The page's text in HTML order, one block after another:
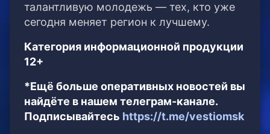
талантливую молодежь — тех, кто уже
сегодня меняет регион к лучшему.
Категория информационной продукции
12+
*Ещё больше оперативных новостей вы
найдёте в нашем телеграм-канале.
Подписывайтесь https://t.me/vestiomsk